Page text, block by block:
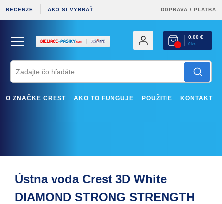
RECENZE AKO SI VYBRAŤ DOPRAVA / PLATBA
0.00 €
0 ks
O ZNAČKE CREST AKO TO FUNGUJE POUŽITIE KONTAKT
Ústna voda Crest 3D White
DIAMOND STRONG STRENGTH